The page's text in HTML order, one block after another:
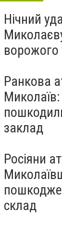
Нічний
Ранкова
заклад
Росіяни
склад